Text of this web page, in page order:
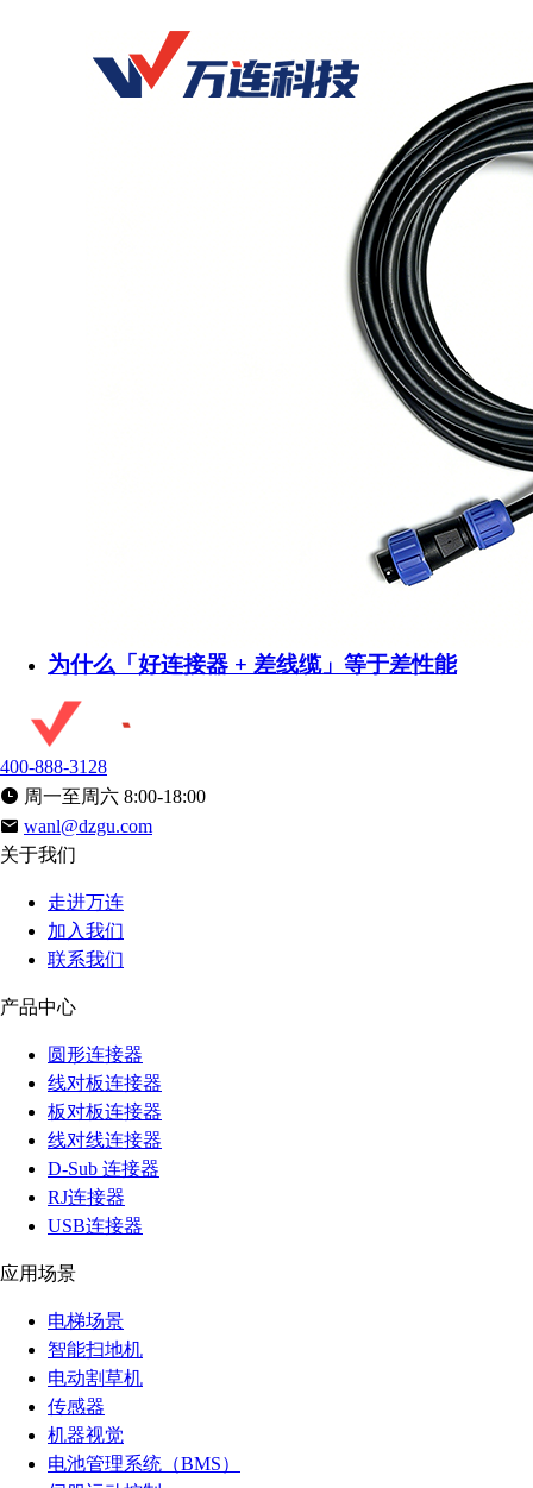
为什么「好连接器 + 差线缆」等于差性能
400-888-3128
周一至周六 8:00-18:00
wanl@dzgu.com
关于我们
走进万连
加入我们
联系我们
产品中心
圆形连接器
线对板连接器
板对板连接器
线对线连接器
D-Sub 连接器
RJ连接器
USB连接器
应用场景
电梯场景
智能扫地机
电动割草机
传感器
机器视觉
电池管理系统（BMS）